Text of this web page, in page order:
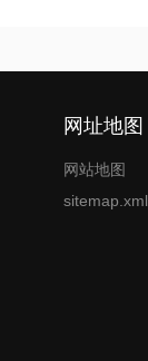
网址地图
网站地图
sitemap.xml